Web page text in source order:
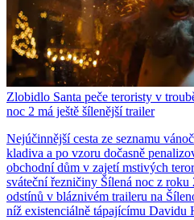
Zlobidlo Santa peče teroristy v
noc 2 má ještě šílenější trailer
Nejúčinnější cesta ze seznamu
kladiva a po vzoru dočasně
obchodní dům v zajetí mstivých
sváteční řezničiny Šílená noc z
odstínů v bláznivém traileru na
níž existenciálně tápajícímu Davidu